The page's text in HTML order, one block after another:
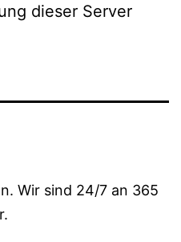
dieser Server
Wir sind 24/7 an 365